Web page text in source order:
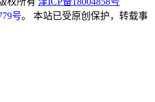
号。 本站已受原创保护，转载事